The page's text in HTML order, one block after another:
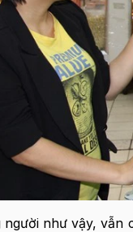
như vậy,